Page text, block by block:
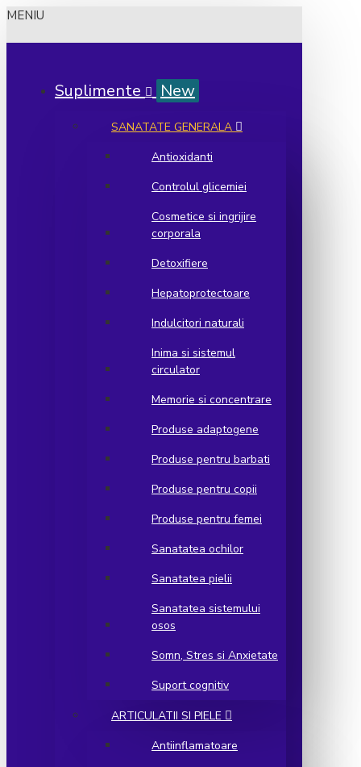
MENIU
Suplimente New
SANATATE GENERALA
Antioxidanti
Controlul glicemiei
Cosmetice si ingrijire
corporala
Detoxifiere
Hepatoprotectoare
Indulcitori naturali
Inima si sistemul
circulator
Memorie si concentrare
Produse adaptogene
Produse pentru barbati
Produse pentru copii
Produse pentru femei
Sanatatea ochilor
Sanatatea pielii
Sanatatea sistemului
osos
Somn, Stres si Anxietate
Suport cognitiv
ARTICULATII SI PIELE
Antiinflamatoare